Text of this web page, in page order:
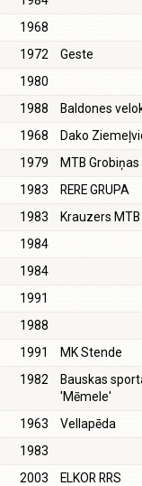
1968
1972
Geste
1980
1988
Baldones
1968
Dako
1979
MTB
1983
RERE GRUPA
1983
Krauzers MTB
1984
1984
1991
1988
1991
MK Stende
1982
Bauskas
'Mēmele'
1963
Vellapēda
1983
2003
ELKOR RRS